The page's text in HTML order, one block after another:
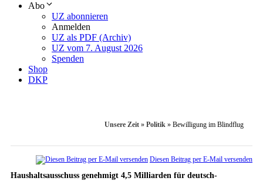
Abo
UZ abonnieren
Anmelden
UZ als PDF (Archiv)
UZ vom 7. August 2026
Spenden
Shop
DKP
Unsere Zeit » Politik » Bewilligung im Blindflug
Diesen Beitrag per E-Mail versenden
Haushaltsausschuss genehmigt 4,5 Milliarden für deutsch-